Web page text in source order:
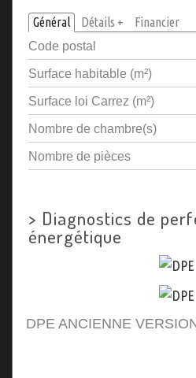
Général Détails +
Financier
Code postal
Surface habitable (m²)
Surface loi Carrez (m²)
Nombre de chambre(s)
Nombre de pièces
> Diagnostics de
énergétique
DPE ANCIENNE